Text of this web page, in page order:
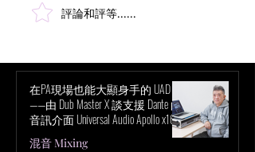
超越立體聲混音：深入探
評論和評等......
在PA現場也能大顯身手的 UAD！
——由 Dub Master X 談支援 Dante 的
音訊介面 Universal Audio Apollo x16D
的魅力
混音 Mixing